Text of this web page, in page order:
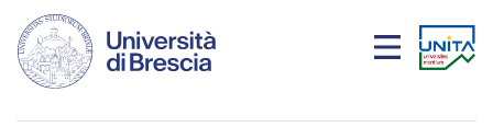
Skip to main content